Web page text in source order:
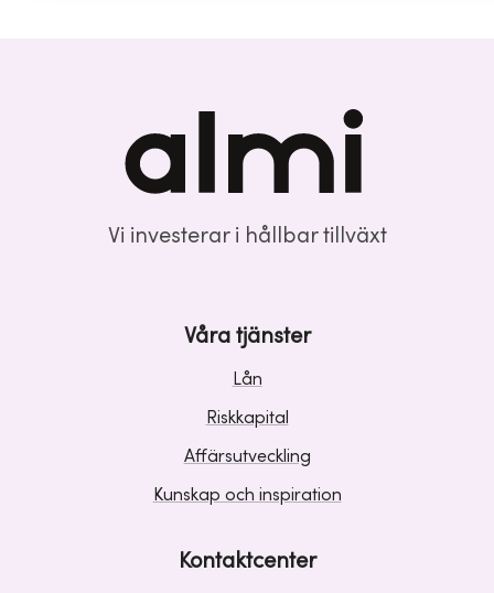
Vi investerar i hållbar tillväxt
Våra tjänster
Lån
Riskkapital
Affärsutveckling
Kunskap och inspiration
Kontaktcenter